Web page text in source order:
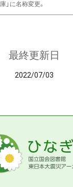
庫」に名称変更。
最終更新日
2022/07/03